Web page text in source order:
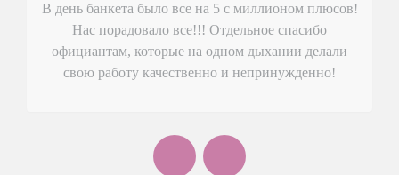
В день банкета было все на 5 с миллионом плюсов!
Нас порадовало все!!! Отдельное спасибо
официантам, которые на одном дыхании делали
свою работу качественно и непринужденно!